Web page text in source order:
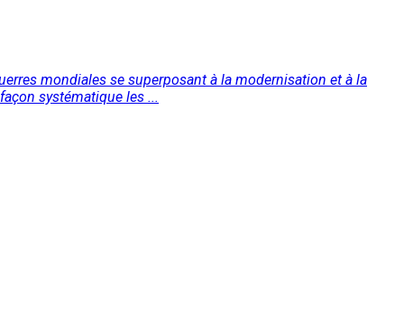
mondiales se superposant à la modernisation et à la
systématique les ...